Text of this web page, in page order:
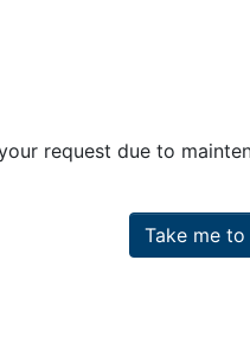
request due to
Take me